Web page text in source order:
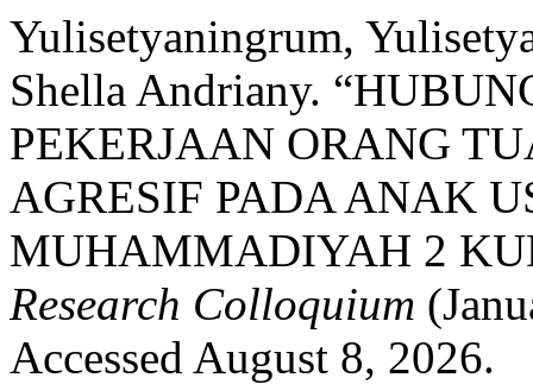
Yulisetyaningrum,
Shella Andriany.
PEKERJAAN ORANG
AGRESIF PADA ANAK
MUHAMMADIYAH 2
Research Colloquium
Accessed August 8, 2026.